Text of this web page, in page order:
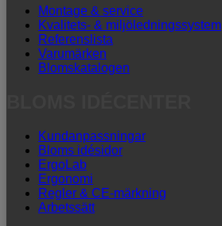
Montage & service
Kvalitets- & miljöledningssystem
Referenslista
Varumärken
Blomskatalogen
Kundanpassningar
Bloms idésidor
ErgoLab
Ergonomi
Regler & CE-märkning
Arbetssätt